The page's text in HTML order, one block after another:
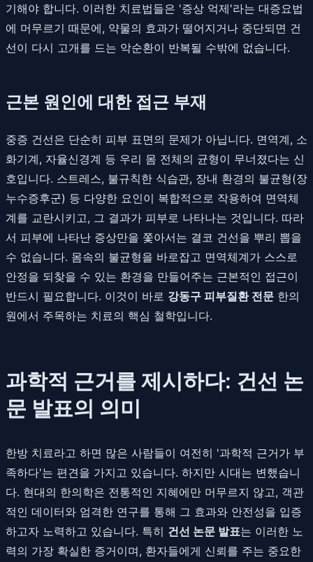
기해야 합니다. 이러한 치료법들은 '증상 억제'라는 대증요법
에 머무르기 때문에, 약물의 효과가 떨어지거나 중단되면 건
선이 다시 고개를 드는 악순환이 반복될 수밖에 없습니다.
근본 원인에 대한 접근 부재
중증 건선은 단순히 피부 표면의 문제가 아닙니다. 면역계, 소
화기계, 자율신경계 등 우리 몸 전체의 균형이 무너졌다는 신
호입니다. 스트레스, 불규칙한 식습관, 장내 환경의 불균형(장
누수증후군) 등 다양한 요인이 복합적으로 작용하여 면역체
계를 교란시키고, 그 결과가 피부로 나타나는 것입니다. 따라
서 피부에 나타난 증상만을 쫓아서는 결코 건선을 뿌리 뽑을
수 없습니다. 몸속의 불균형을 바로잡고 면역체계가 스스로
안정을 되찾을 수 있는 환경을 만들어주는 근본적인 접근이
반드시 필요합니다. 이것이 바로 강동구 피부질환 전문 한의
원에서 주목하는 치료의 핵심 철학입니다.
과학적 근거를 제시하다: 건선 논
문 발표의 의미
한방 치료라고 하면 많은 사람들이 여전히 '과학적 근거가 부
족하다'는 편견을 가지고 있습니다. 하지만 시대는 변했습니
다. 현대의 한의학은 전통적인 지혜에만 머무르지 않고, 객관
적인 데이터와 엄격한 연구를 통해 그 효과와 안전성을 입증
하고자 노력하고 있습니다. 특히 건선 논문 발표는 이러한 노
력의 가장 확실한 증거이며, 환자들에게 신뢰를 주는 중요한